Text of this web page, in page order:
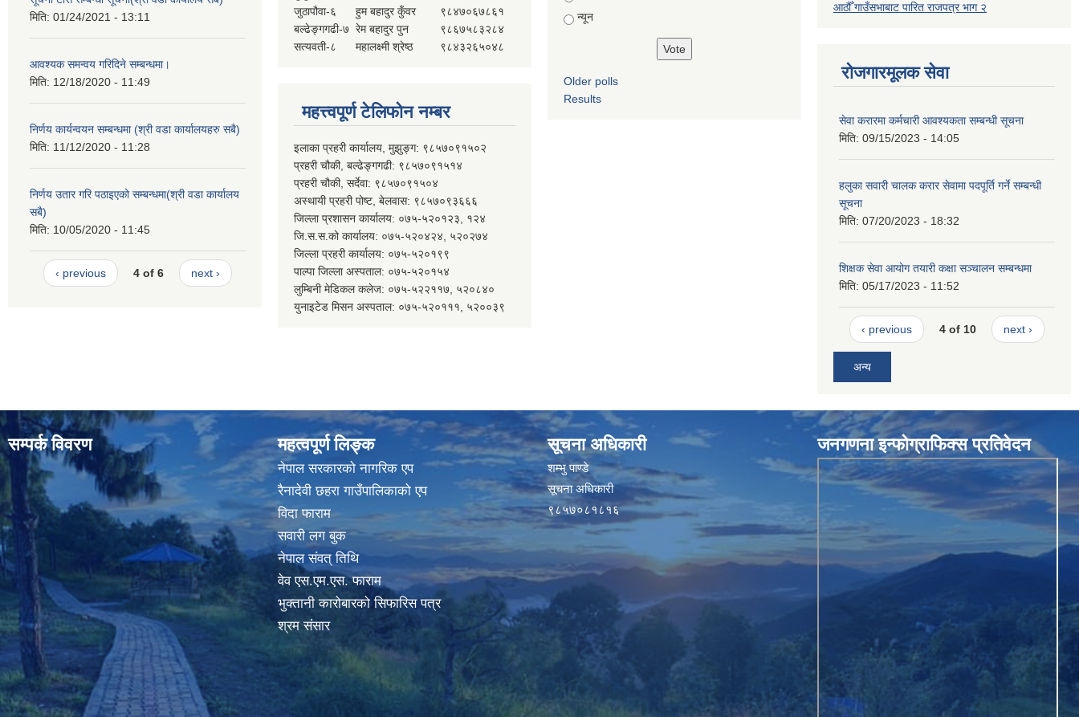
मिति: 01/24/2021 - 13:11
आवश्यक समन्वय गरिदिने सम्बन्धमा।
मिति: 12/18/2020 - 11:49
निर्णय कार्यन्वयन सम्बन्धमा (श्री वडा कार्यालयहरु सबै)
मिति: 11/12/2020 - 11:28
निर्णय उतार गरि पठाइएको सम्बन्धमा(श्री वडा कार्यालय
सबै)
मिति: 10/05/2020 - 11:45
‹ previous 4 of 6 next ›
जुठापौवा-६
हुम बहादुर कुँवर
९८४७०६७८६१
बल्ढेङ्गगढी-७ रेम बहादुर पुन
९८६७५८३२८४
सत्यवती-८
महालक्ष्मी श्रेष्ठ ९८४३२६५०४८
महत्त्वपूर्ण टेलिफोन नम्बर
इलाका प्रहरी कार्यालय, मुझुङ्ग: ९८५७०९१५०२
प्रहरी चौकी, बल्ढेङ्गगढी: ९८५७०९१५१४
प्रहरी चौकी, सर्देवा: ९८५७०९१५०४
अस्थायी प्रहरी पोष्ट, बेलवास: ९८५७०९३६६६
जिल्ला प्रशासन कार्यालय: ०७५-५२०१२३, १२४
जि.स.स.को कार्यालय: ०७५-५२०४२४, ५२०२७४
जिल्ला प्रहरी कार्यालय: ०७५-५२०१९९
पाल्पा जिल्ला अस्पताल: ०७५-५२०१५४
लुम्बिनी मेडिकल कलेज: ०७५-५२२११७, ५२०८४०
युनाइटेड मिसन अस्पताल: ०७५-५२०१११, ५२००३९
न्यून
Older polls
Results
आठौँ गाउँसभाबाट पारित राजपत्र भाग २
रोजगारमूलक सेवा
सेवा करारमा कर्मचारी आवश्यकता सम्बन्धी सूचना
मिति: 09/15/2023 - 14:05
हलुका सवारी चालक करार सेवामा पदपूर्ति गर्ने सम्बन्धी
सूचना
मिति: 07/20/2023 - 18:32
शिक्षक सेवा आयोग तयारी कक्षा सञ्चालन सम्बन्धमा
मिति: 05/17/2023 - 11:52
‹ previous 4 of 10 next ›
अन्य
सम्पर्क विवरण महत्वपूर्ण लिङ्क
नेपाल सरकारको नागरिक एप
रैनादेवी छहरा गाउँपालिकाको एप
विदा फाराम
सवारी लग बुक
नेपाल संवत् तिथि
वेव एस.एम.एस. फाराम
भुक्तानी कारोबारको सिफारिस पत्र
श्रम संसार
सूचना अधिकारी
शम्भु पाण्डे
सूचना अधिकारी
९८५७०८१८१६
जनगणना इन्फोग्राफिक्स प्रतिवेदन